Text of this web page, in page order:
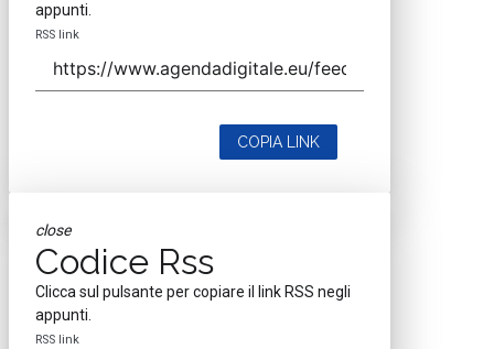
appunti.
RSS link
COPIA LINK
close
Codice Rss
Clicca sul pulsante per copiare il link RSS negli
appunti.
RSS link